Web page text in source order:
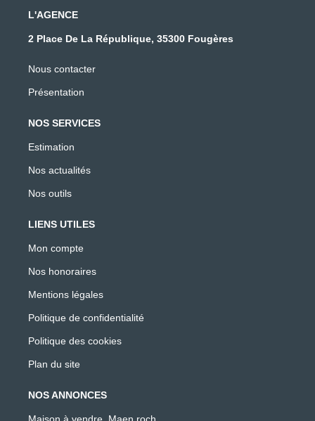
L'AGENCE
2 Place De La République, 35300 Fougères
Nous contacter
Présentation
NOS SERVICES
Estimation
Nos actualités
Nos outils
LIENS UTILES
Mon compte
Nos honoraires
Mentions légales
Politique de confidentialité
Politique des cookies
Plan du site
NOS ANNONCES